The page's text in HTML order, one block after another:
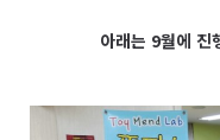
아래는 9월에 진